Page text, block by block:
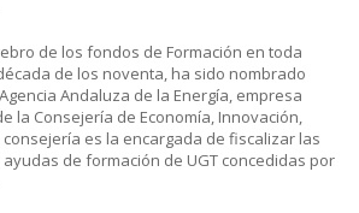
de los fondos de Formación en toda
de los noventa, ha sido nombrado
Andaluza de la Energía, empresa
la Consejería de Economía, Innovación,
consejería es la encargada de fiscalizar las
de formación de UGT concedidas por